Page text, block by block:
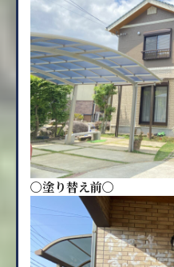
〇塗り替え前〇